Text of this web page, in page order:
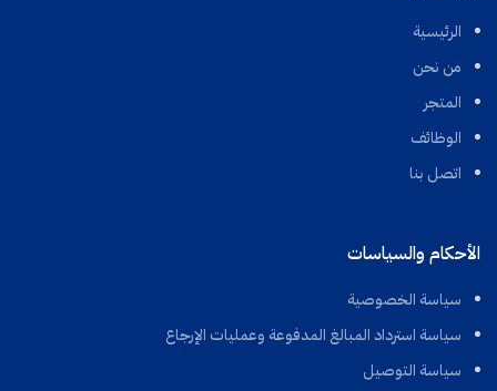
الرئيسية
من نحن
المتجر
الوظائف
اتصل بنا
الأحكام والسياسات
سياسة الخصوصية
سياسة استرداد المبالغ المدفوعة وعمليات الإرجاع
سياسة التوصيل